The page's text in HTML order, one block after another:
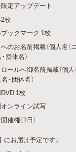
定アップデート
枚
ックマーク 1枚
のお名前掲載（個人名（
団体名）
ールへ御名前掲載（個人
・団体名）
1枚
ンライン試写
催権（1日）
にお届け予定です。